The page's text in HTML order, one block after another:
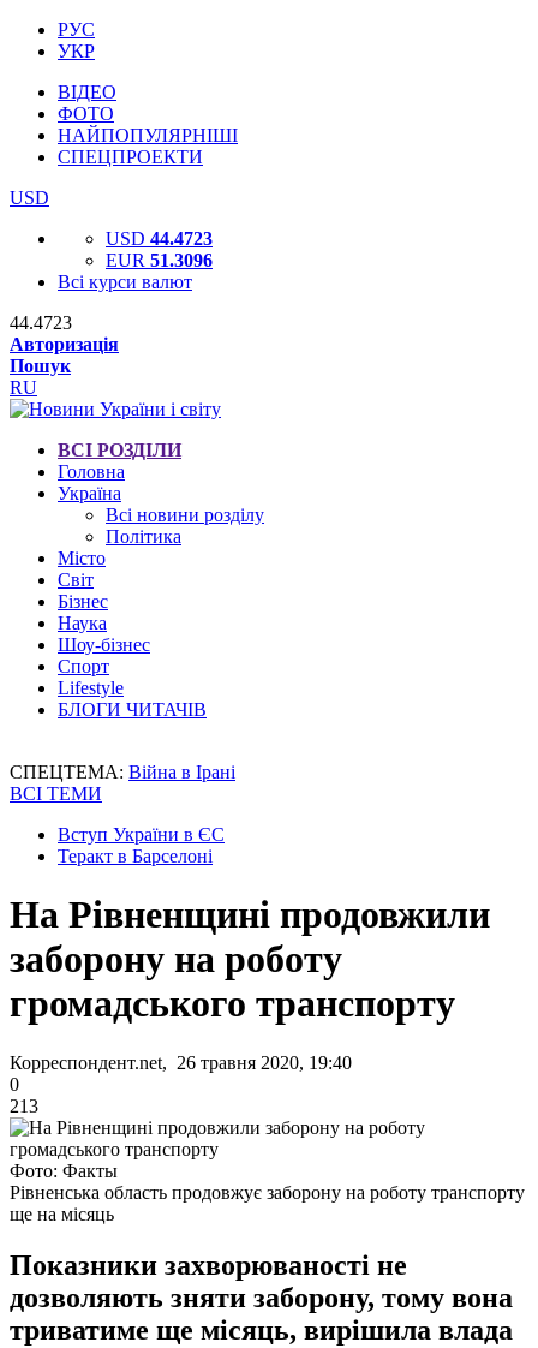
РУС
УКР
ВІДЕО
ФОТО
НАЙПОПУЛЯРНІШІ
СПЕЦПРОЕКТИ
USD
USD 44.4723
EUR 51.3096
Всі курси валют
44.4723
Авторизація
Пошук
RU
ВСІ РОЗДІЛИ
Головна
Україна
Всі новини розділу
Політика
Місто
Світ
Бізнес
Наука
Шоу-бізнес
Спорт
Lifestyle
БЛОГИ ЧИТАЧІВ
СПЕЦТЕМА: Війна в Ірані
ВСІ ТЕМИ
Вступ України в ЄС
Теракт в Барселоні
На Рівненщині продовжили
заборону на роботу
громадського транспорту
Корреспондент.net, 26 травня 2020, 19:40
0
213
Фото: Факты
Рівненська область продовжує заборону на роботу транспорту
ще на місяць
Показники захворюваності не
дозволяють зняти заборону, тому вона
триватиме ще місяць, вирішила влада